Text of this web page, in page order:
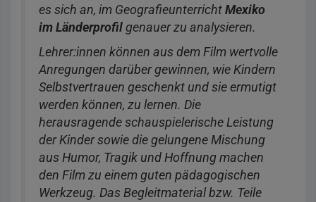
es sich an, im Geografieunterricht Mexiko
im Länderprofil genauer zu analysieren.
Lehrer:innen können aus dem Film wertvolle
Anregungen darüber gewinnen, wie Kindern
Selbstvertrauen geschenkt und sie ermutigt
werden können, zu lernen. Die
herausragende schauspielerische Leistung
der Kinder sowie die gelungene Mischung
aus Humor, Tragik und Hoffnung machen
den Film zu einem guten pädagogischen
Werkzeug. Das Begleitmaterial bzw. Teile